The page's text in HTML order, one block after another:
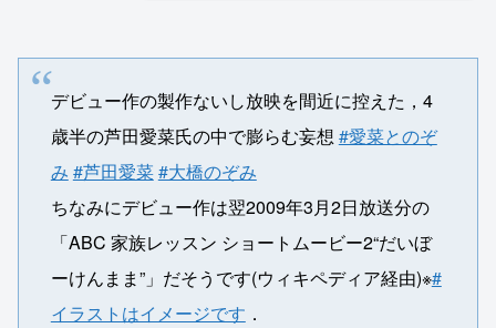
デビュー作の製作ないし放映を間近に控えた，4
歳半の芦田愛菜氏の中で膨らむ妄想 #愛菜とのぞ
み #芦田愛菜#大橋のぞみ
ちなみにデビュー作は翌2009年3月2日放送分の
「ABC 家族レッスン ショートムービー2“だいぼ
ーけんまま”」だそうです(ウィキペディア経由)※#
イラストはイメージです ．